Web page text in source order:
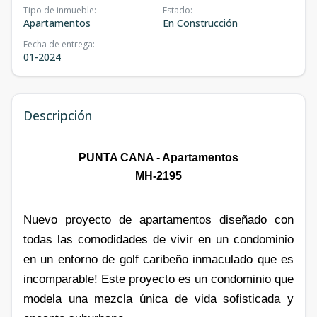
Tipo de inmueble:
Apartamentos
Estado:
En Construcción
Fecha de entrega:
01-2024
Descripción
PUNTA CANA - Apartamentos
MH-2195
Nuevo proyecto de apartamentos diseñado con
todas las comodidades de vivir en un condominio
en un entorno de golf caribeño inmaculado que es
incomparable! Este proyecto es un condominio que
modela una mezcla única de vida sofisticada y